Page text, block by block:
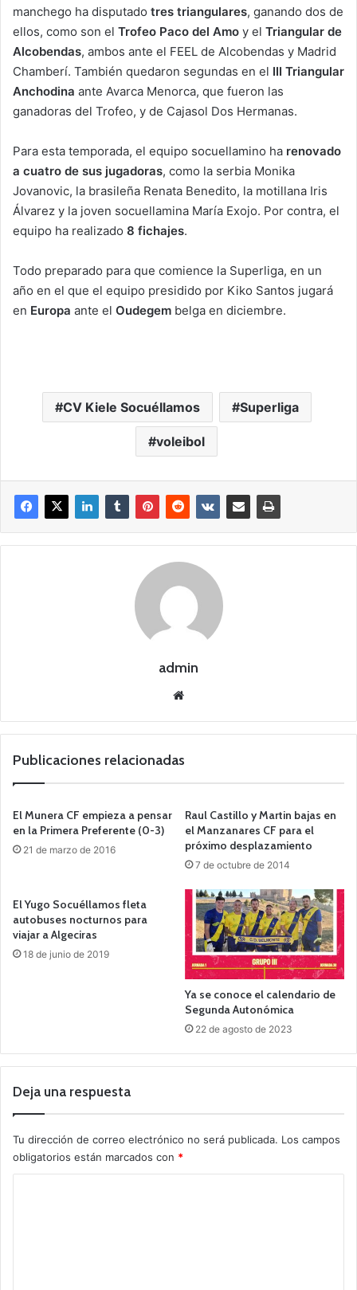
manchego ha disputado tres triangulares, ganando dos de
ellos, como son el Trofeo Paco del Amo y el Triangular de
Alcobendas, ambos ante el FEEL de Alcobendas y Madrid
Chamberí. También quedaron segundas en el III Triangular
Anchodina ante Avarca Menorca, que fueron las
ganadoras del Trofeo, y de Cajasol Dos Hermanas.
Para esta temporada, el equipo socuellamino ha renovado
a cuatro de sus jugadoras, como la serbia Monika
Jovanovic, la brasileña Renata Benedito, la motillana Iris
Álvarez y la joven socuellamina María Exojo. Por contra, el
equipo ha realizado 8 fichajes.
Todo preparado para que comience la Superliga, en un
año en el que el equipo presidido por Kiko Santos jugará
en Europa ante el Oudegem belga en diciembre.
CV Kiele Socuéllamos Superliga
voleibol
admin
we
Publicaciones relacionadas
El Munera CF empieza a pensar
en la Primera Preferente (0-3)
21 de marzo de 2016
Raul Castillo y Martin bajas en
el Manzanares CF para el
próximo desplazamiento
7 de octubre de 2014
El Yugo Socuéllamos fleta
autobuses nocturnos para
viajar a Algeciras
18 de junio de 2019
Ya se conoce el calendario de
Segunda Autonómica
22 de agosto de 2023
Deja una respuesta
Tu dirección de correo electrónico no será publicada. Los campos
obligatorios están marcados con *